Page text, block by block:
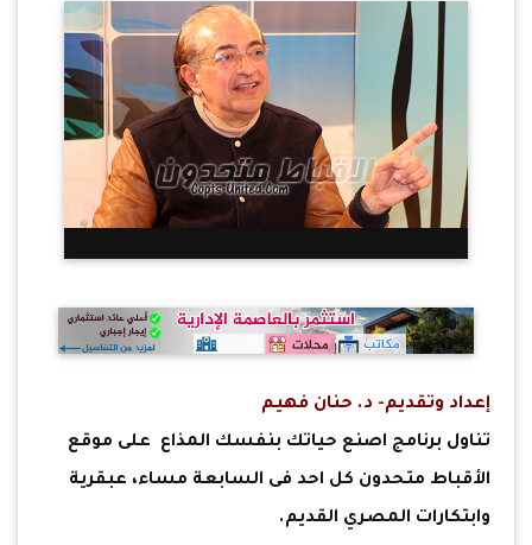
إعداد وتقديم- د. حنان فهيم
تناول برنامج اصنع حياتك بنفسك المذاع على موقع
الأقباط متحدون كل احد فى السابعة مساء، عبقرية
وابتكارات المصري القديم.